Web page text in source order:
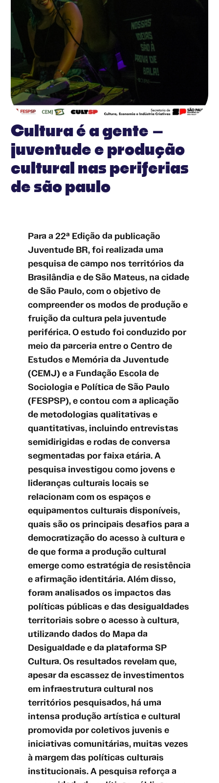
Cultura é a gente –
juventude e produção
cultural nas periferias
de são paulo
Para a 22ª Edição da publicação
Juventude BR, foi realizada uma
pesquisa de campo nos territórios da
Brasilândia e de São Mateus, na cidade
de São Paulo, com o objetivo de
compreender os modos de produção e
fruição da cultura pela juventude
periférica. O estudo foi conduzido por
meio da parceria entre o Centro de
Estudos e Memória da Juventude
(CEMJ) e a Fundação Escola de
Sociologia e Política de São Paulo
(FESPSP), e contou com a aplicação
de metodologias qualitativas e
quantitativas, incluindo entrevistas
semidirigidas e rodas de conversa
segmentadas por faixa etária. A
pesquisa investigou como jovens e
lideranças culturais locais se
relacionam com os espaços e
equipamentos culturais disponíveis,
quais são os principais desafios para a
democratização do acesso à cultura e
de que forma a produção cultural
emerge como estratégia de resistência
e afirmação identitária. Além disso,
foram analisados os impactos das
políticas públicas e das desigualdades
territoriais sobre o acesso à cultura,
utilizando dados do Mapa da
Desigualdade e da plataforma SP
Cultura. Os resultados revelam que,
apesar da escassez de investimentos
em infraestrutura cultural nos
territórios pesquisados, há uma
intensa produção artística e cultural
promovida por coletivos juvenis e
iniciativas comunitárias, muitas vezes
à margem das políticas culturais
institucionais. A pesquisa reforça a